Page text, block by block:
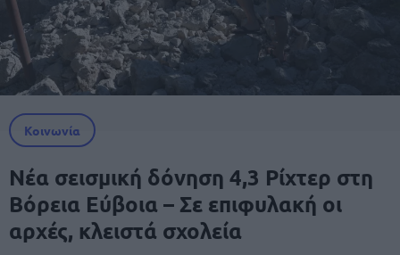
Κοινωνία
Νέα σεισμική δόνηση 4,3 Ρίχτερ στη
Βόρεια Εύβοια – Σε επιφυλακή οι
αρχές, κλειστά σχολεία